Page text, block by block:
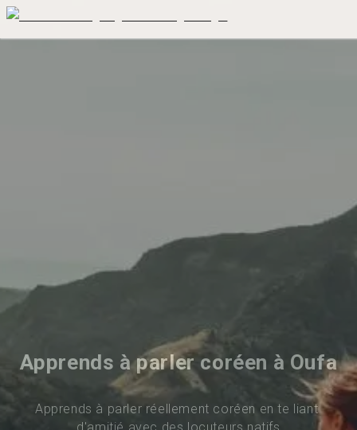
Apprends à parler coréen à Oufa
Apprends à parler réellement coréen en te liant